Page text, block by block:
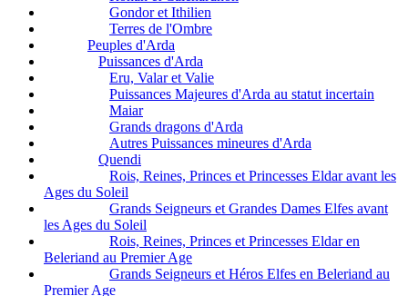
Gondor et Ithilien
Terres de l'Ombre
Peuples d'Arda
Puissances d'Arda
Eru, Valar et Valie
Puissances Majeures d'Arda au statut incertain
Maiar
Grands dragons d'Arda
Autres Puissances mineures d'Arda
Quendi
Rois, Reines, Princes et Princesses Eldar avant les
Ages du Soleil
Grands Seigneurs et Grandes Dames Elfes avant
les Ages du Soleil
Rois, Reines, Princes et Princesses Eldar en
Beleriand au Premier Age
Grands Seigneurs et Héros Elfes en Beleriand au
Premier Age